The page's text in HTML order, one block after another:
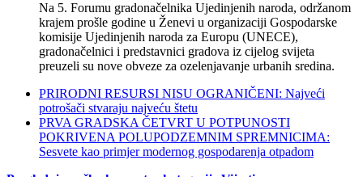
Na 5. Forumu gradonačelnika Ujedinjenih naroda, održanom
krajem prošle godine u Ženevi u organizaciji Gospodarske
komisije Ujedinjenih naroda za Europu (UNECE),
gradonačelnici i predstavnici gradova iz cijelog svijeta
preuzeli su nove obveze za ozelenjavanje urbanih sredina.
PRIRODNI RESURSI NISU OGRANIČENI: Najveći
potrošači stvaraju najveću štetu
PRVA GRADSKA ČETVRT U POTPUNOSTI
POKRIVENA POLUPODZEMNIM SPREMNICIMA:
Sesvete kao primjer modernog gospodarenja otpadom